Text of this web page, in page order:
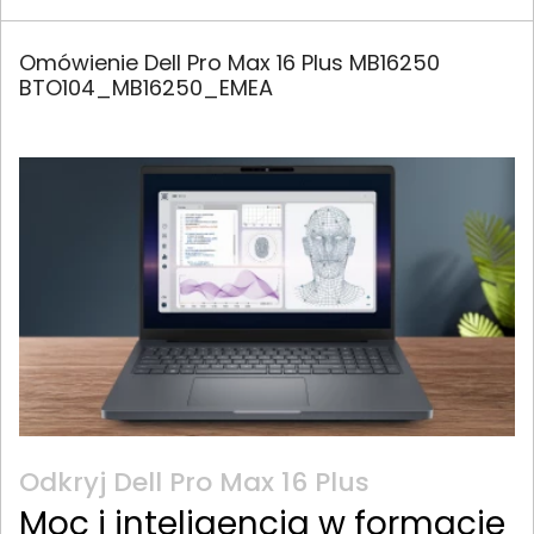
Omówienie Dell Pro Max 16 Plus MB16250
BTO104_MB16250_EMEA
Odkryj Dell Pro Max 16 Plus
Moc i inteligencja w formacie